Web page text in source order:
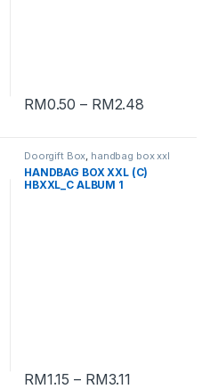
RM0.50 – RM2.48
Doorgift Box, handbag box xxl
HANDBAG BOX XXL (C)
HBXXL_C ALBUM 1
RM1.15 – RM3.11